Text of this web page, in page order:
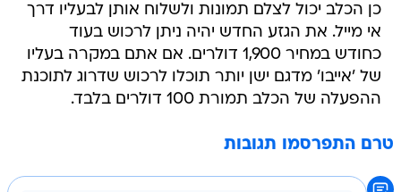
כן הכלב יכול לצלם תמונות ולשלוח אותן לבעליו דרך
אי מייל. את הגזע החדש יהיה ניתן לרכוש בעוד
כחודש במחיר 1,900 דולרים. אם אתם במקרה בעליו
של 'אייבו' מדגם ישן יותר תוכלו לרכוש שדרוג לתוכנת
ההפעלה של הכלב תמורת 100 דולרים בלבד.
טרם התפרסמו תגובות